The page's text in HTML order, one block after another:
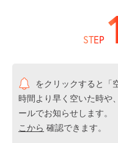
STEP
をクリックすると「
時間より早く空いた時や
ールでお知らせします。
こから 確認できます。